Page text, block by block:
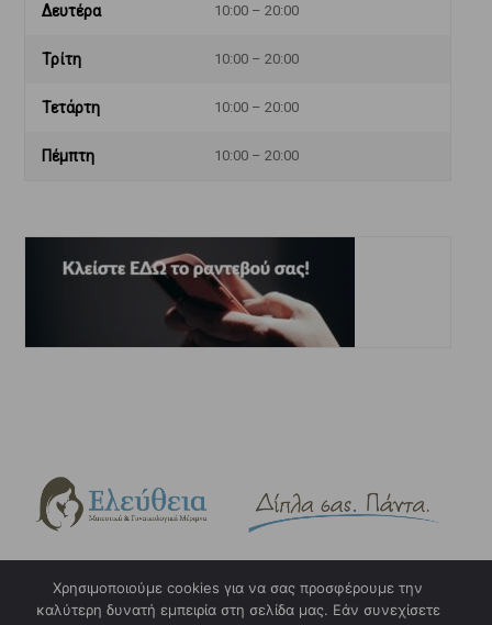
Δευτέρα 10:00 – 20:00
Τρίτη 10:00 – 20:00
Τετάρτη 10:00 – 20:00
Πέμπτη 10:00 – 20:00
Copyright © 2023. eleftheia.gr. Design & Hosting by
Χρησιμοποιούμε cookies για να σας προσφέρουμε την
καλύτερη δυνατή εμπειρία στη σελίδα μας. Εάν συνεχίσετε